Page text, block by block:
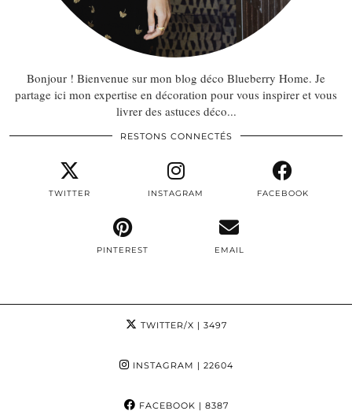
Bonjour ! Bienvenue sur mon blog déco Blueberry Home. Je
partage ici mon expertise en décoration pour vous inspirer et vous
livrer des astuces déco...
RESTONS CONNECTÉS
TWITTER INSTAGRAM FACEBOOK
PINTEREST EMAIL
TWITTER/X | 3497
INSTAGRAM | 22604
FACEBOOK | 8387